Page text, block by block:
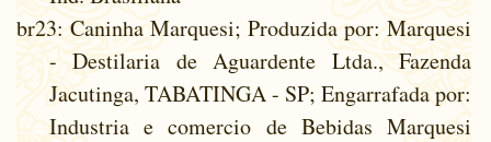
br23: Caninha Marquesi; Produzida por: Marquesi
- Destilaria de Aguardente Ltda., Fazenda
Jacutinga, TABATINGA - SP; Engarrafada por:
Industria e comercio de Bebidas Marquesi